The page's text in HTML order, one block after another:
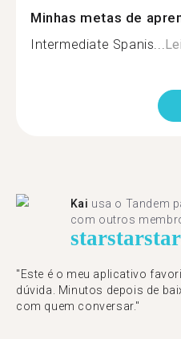
Minhas metas de
Intermediate Spanis...
Kai usa o Tandem
com outros
starstarstar
"Este é o meu aplicativo
dúvida. Minutos depois de
com quem conversar."